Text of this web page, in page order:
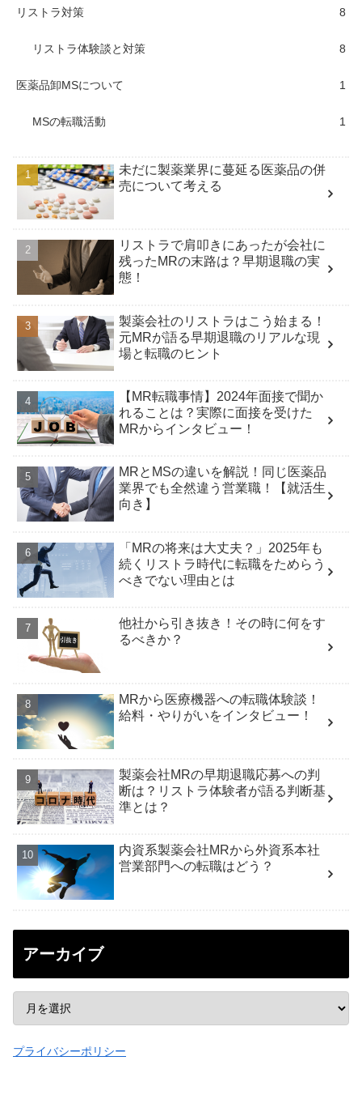
リストラ対策 8
リストラ体験談と対策 8
医薬品卸MSについて 1
MSの転職活動 1
未だに製薬業界に蔓延る医薬品の併
売について考える
リストラで肩叩きにあったが会社に
残ったMRの末路は？早期退職の実
態！
製薬会社のリストラはこう始まる！
元MRが語る早期退職のリアルな現
場と転職のヒント
【MR転職事情】2024年面接で聞か
れることは？実際に面接を受けた
MRからインタビュー！
MRとMSの違いを解説！同じ医薬品
業界でも全然違う営業職！【就活生
向き】
「MRの将来は大丈夫？」2025年も
続くリストラ時代に転職をためらう
べきでない理由とは
他社から引き抜き！その時に何をす
るべきか？
MRから医療機器への転職体験談！
給料・やりがいをインタビュー！
製薬会社MRの早期退職応募への判
断は？リストラ体験者が語る判断基
準とは？
内資系製薬会社MRから外資系本社
営業部門への転職はどう？
アーカイブ
プライバシーポリシー